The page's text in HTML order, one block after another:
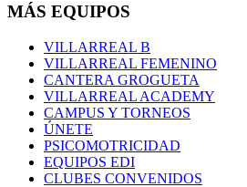
MÁS EQUIPOS
VILLARREAL B
VILLARREAL FEMENINO
CANTERA GROGUETA
VILLARREAL ACADEMY
CAMPUS Y TORNEOS
ÚNETE
PSICOMOTRICIDAD
EQUIPOS EDI
CLUBES CONVENIDOS